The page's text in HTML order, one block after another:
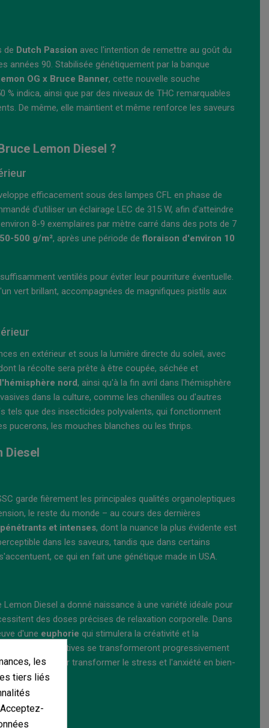
de Dutch Passion avec l'intention de remettre au goût du
années 90. Stabilisée génétiquement par la banque
OG x Bruce Banner, cette nouvelle souche
indica, ainsi que par des niveaux de THC remarquables
De même, elle maintient et même renforce les saveurs
Lemon Diesel ?
efficacement sous des lampes CFL en phase de
d'utiliser un éclairage LEC de 315 W, afin d'atteindre
8-9 exemplaires par mètre carré dans des pots de 7
500 g/m², après une période defloraison d'environ 10
ventilés pour éviter leur pourriture éventuelle.
vert brillant, accompagnées de magnifiques pistils aux
en extérieur et sous la lumière directe du soleil, avec
la récolte sera prête à être coupée, séchée et
nord, ainsi qu'à la fin avril dans l'hémisphère
dans la culture, comme les chenilles ou d'autres
tels que des insecticides polyvalents, qui fonctionnent
pucerons, les mouches blanches ou les thrips.
Diesel
garde fièrement les principales qualités organoleptiques
le reste du monde – au cours des dernières
et intenses, dont la nuance la plus évidente est
dans les saveurs, tandis que dans certains
s'accentuent, ce qui en fait une génétique made in USA.
Diesel a donné naissance à une variété idéale pour
des doses précises de relaxation corporelle. Dans
d'une euphorie qui stimulera la créativité et la
psychoactives se transformeront progressivement
idéale pour transformer le stress et l'anxiété en bien-
les
tiers liés